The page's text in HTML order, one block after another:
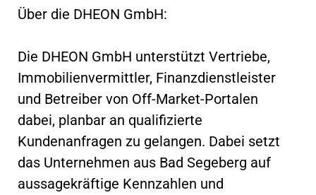
Über die DHEON GmbH:
Die DHEON GmbH unterstützt Vertriebe,
Immobilienvermittler, Finanzdienstleister
und Betreiber von Off-Market-Portalen
dabei, planbar an qualifizierte
Kundenanfragen zu gelangen. Dabei setzt
das Unternehmen aus Bad Segeberg auf
aussagekräftige Kennzahlen und